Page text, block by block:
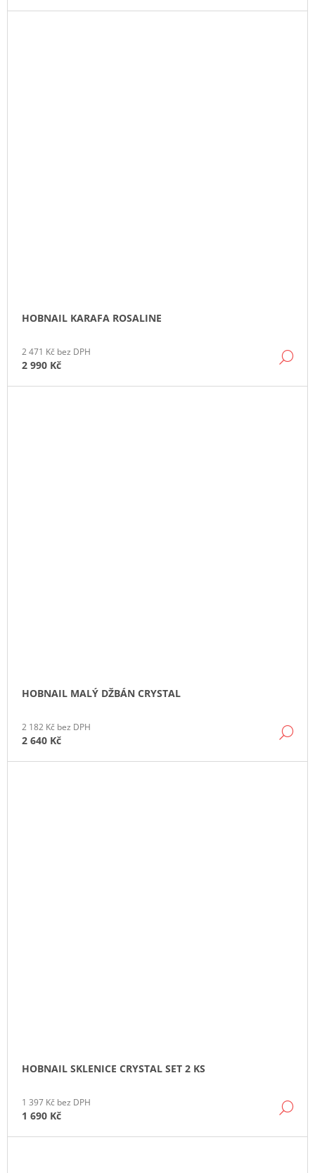
HOBNAIL KARAFA ROSALINE
2 471 Kč bez DPH
2 990 Kč
HOBNAIL MALÝ DŽBÁN CRYSTAL
2 182 Kč bez DPH
2 640 Kč
HOBNAIL SKLENICE CRYSTAL SET 2 KS
1 397 Kč bez DPH
1 690 Kč